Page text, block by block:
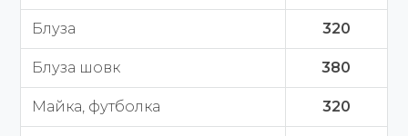
Блуза 320
Блуза шовк 380
Майка, футболка 320